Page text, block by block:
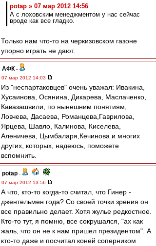
potap » 07 мар 2012 14:56
А с лоховским менеджментом у нас сейчас
вроде как все гладко.
Только нам что-то на черкизовском газоне
упорно играть не дают.
АФК -
07 мар 2012 14:03
Из "неспартаковцев" очень уважал: Ивакина,
Хусаинова, Осянина, Дикарева, Маслаченко,
Кавазашвили, по нынешним понятиям,
Ловчева, Дасаева, Романцева,Гаврилова,
Ярцева, Шавло, Калинова, Киселева,
Аленичева, Цымбаларя,Кечинова и многих
других, которых, надеюсь, поможете
вспомнить.
potap -
07 мар 2012 13:56
А что, кто-то когда-то считал, что Гинер -
джентельмен года? Со своей точки зрения он
все правильно делает. Хотя жулье редкостное.
Кто-то тут, я помню, все сокрушался, "ах как
жаль, что он не к нам пришел президентом". А
кто-то даже и посчитал коней соперником